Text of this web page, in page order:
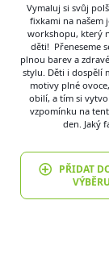
Vymaluj si svůj
fixkami na našem
workshopu, který
děti! Přeneseme
plnou barev a
stylu. Děti i dospělí
motivy plné
obilí, a tím si
vzpomínku na
den. Jaký
PŘIDAT
VÝBĚRU